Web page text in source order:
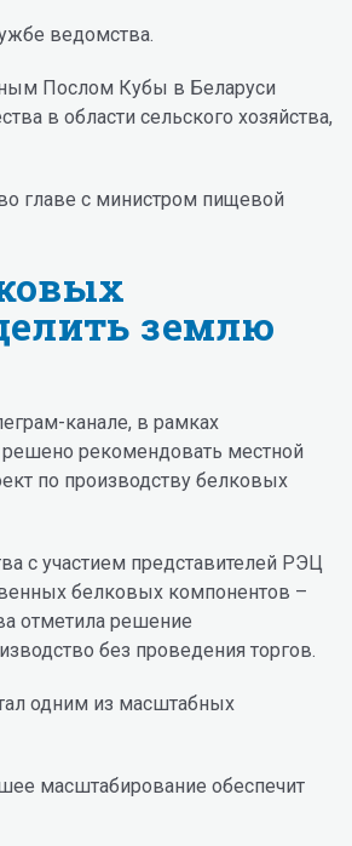
ведомства.
Послом Кубы в Беларуси
в области сельского хозяйства,
главе с министром пищевой
землю
канале, в рамках
рекомендовать местной
по производству белковых
с участием представителей РЭЦ
белковых компонентов –
отметила решение
без проведения торгов.
одним из масштабных
масштабирование обеспечит